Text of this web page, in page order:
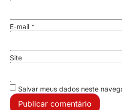
E-mail *
Site
Salvar meus dados neste